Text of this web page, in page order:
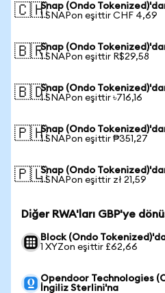
🇨🇭Snap (Ondo
1 SNAPon eşittir CHF 4,69
🇧🇷Snap (Ondo
1 SNAPon eşittir R$29,58
🇧🇩Snap (Ondo
1 SNAPon eşittir ৳716,16
🇵🇭Snap (Ondo
1 SNAPon eşittir ₱351,27
🇵🇱Snap (Ondo
1 SNAPon eşittir zł 21,59
Diğer RWA'ları GBP'ye
Block (Ondo
1 XYZon eşittir £62,66
Opendoor Technologies
İngiliz Sterlini'na